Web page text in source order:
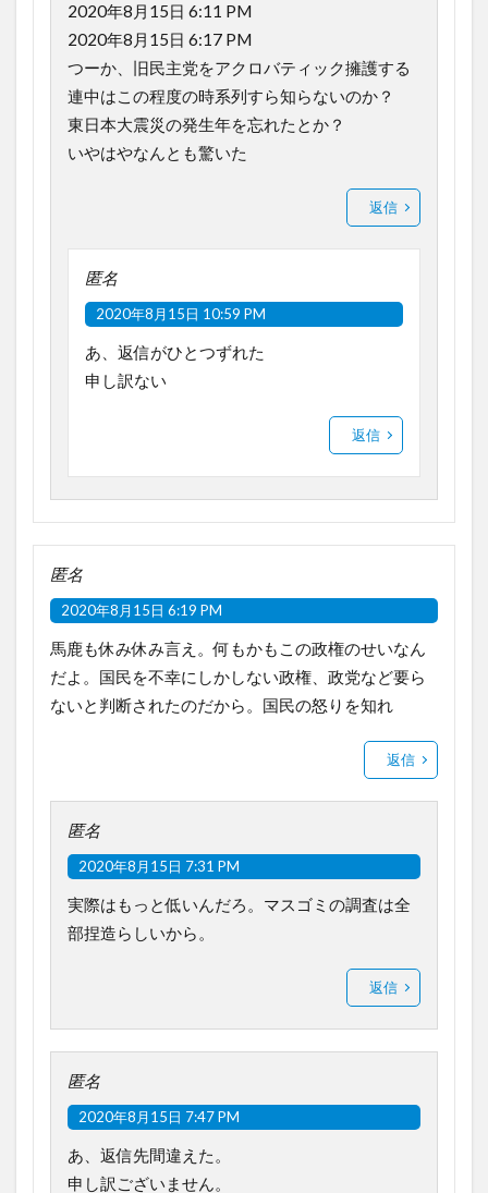
2020年8月15日 6:11 PM
2020年8月15日 6:17 PM
つーか、旧民主党をアクロバティック擁護する
連中はこの程度の時系列すら知らないのか？
東日本大震災の発生年を忘れたとか？
いやはやなんとも驚いた
返信
匿名
2020年8月15日 10:59 PM
あ、返信がひとつずれた
申し訳ない
返信
匿名
2020年8月15日 6:19 PM
馬鹿も休み休み言え。何もかもこの政権のせいなん
だよ。国民を不幸にしかしない政権、政党など要ら
ないと判断されたのだから。国民の怒りを知れ
返信
匿名
2020年8月15日 7:31 PM
実際はもっと低いんだろ。マスゴミの調査は全
部捏造らしいから。
返信
匿名
2020年8月15日 7:47 PM
あ、返信先間違えた。
申し訳ございません。